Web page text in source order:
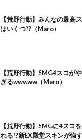
【荒野行動】みんなの最高
はいくつ??（Maro）
【荒野行動】SMG4スコが
ぎるwwwww（Maro）
【荒野行動】SMGに4スコ
れる!?新EX殿堂スキンが強